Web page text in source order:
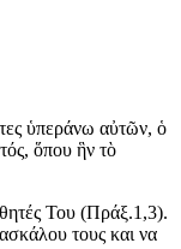
ὑπεράνω αὐτῶν, ὁ
ὅπου ἣν τὸ
Του (Πράξ.1,3).
τους και να